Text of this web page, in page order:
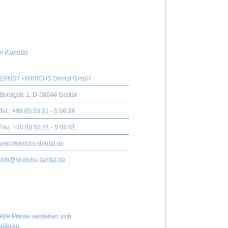
Kontakt
ERNST HINRICHS Dental GmbH
Borsigstr. 1, D-38644 Goslar
+49 (0) 53 21 - 5 06 24
Fax: +49 (0) 53 21 - 5 08 81
dental.de
dental.de
Preise verstehen sich
.